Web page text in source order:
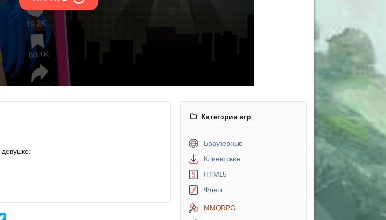
Категории игр
Браузерные
Клиентские
HTML5
Флеш
MMORPG